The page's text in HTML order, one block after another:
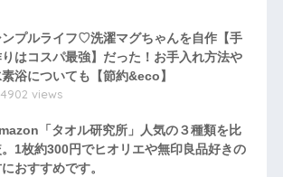
ンプルライフ♡洗濯マグちゃんを自作【手
はコスパ最強】だった！お手入れ方法や
浴についても【節約&eco】
views
「タオル研究所」人気の３種類を比
1枚約300円でヒオリエや無印良品好きの
おすすめです。